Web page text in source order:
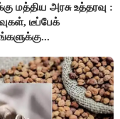
மத்திய அரசு உத்தரவு :
டீப்பேக்